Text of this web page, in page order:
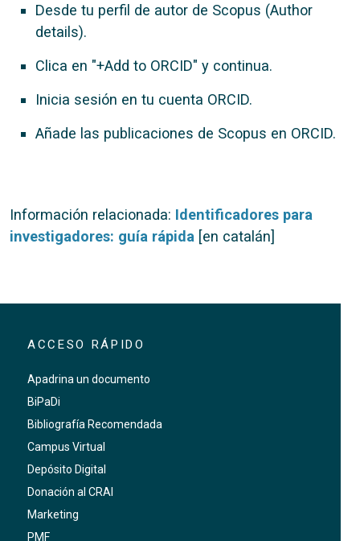
Desde tu perfil de autor de Scopus (Author
details).
Clica en "+Add to ORCID" y continua.
Inicia sesión en tu cuenta ORCID.
Añade las publicaciones de Scopus en ORCID.
Información relacionada: Identificadores para
investigadores: guía rápida [en catalán]
ACCESO RÁPIDO
Apadrina un documento
BiPaDi
Bibliografía Recomendada
Campus Virtual
Depósito Digital
Donación al CRAI
Marketing
PMF